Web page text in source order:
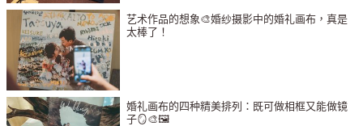
艺术作品的想象🎨婚纱摄影中的婚礼画布，真是
太棒了！
婚礼画布的四种精美排列：既可做相框又能做镜
子🪞🎨🖼